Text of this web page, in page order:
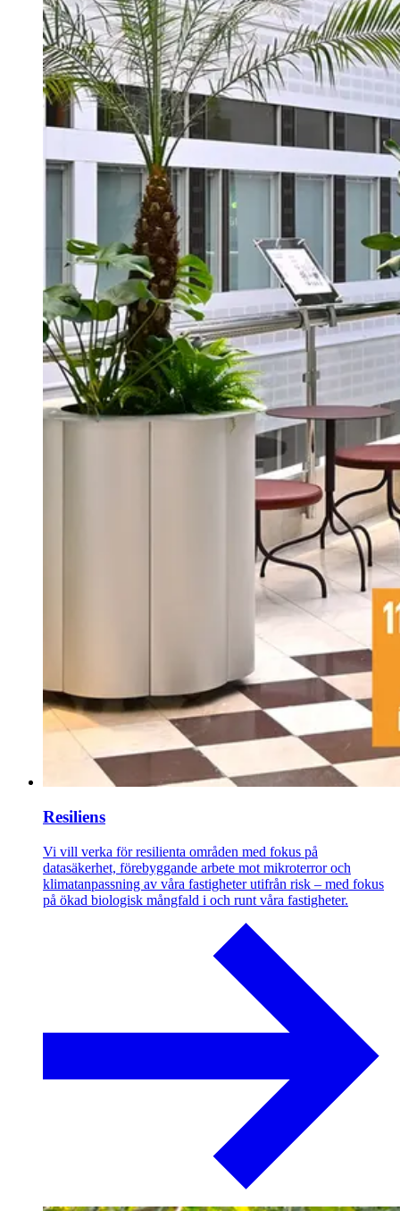
Resiliens
Vi vill verka för resilienta områden med fokus på
datasäkerhet, förebyggande arbete mot mikroterror och
klimatanpassning av våra fastigheter utifrån risk – med fokus
på ökad biologisk mångfald i och runt våra fastigheter.